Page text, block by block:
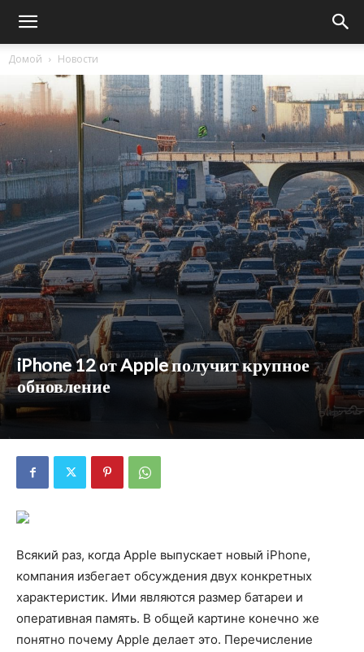
Домой Новости
iPhone 12 от Apple получит крупное
обновление
Всякий раз, когда Apple выпускает новый iPhone,
компания избегает обсуждения двух конкретных
характеристик. Ими являются размер батареи и
оперативная память. В общей картине конечно же
понятно почему Apple делает это. Перечисление